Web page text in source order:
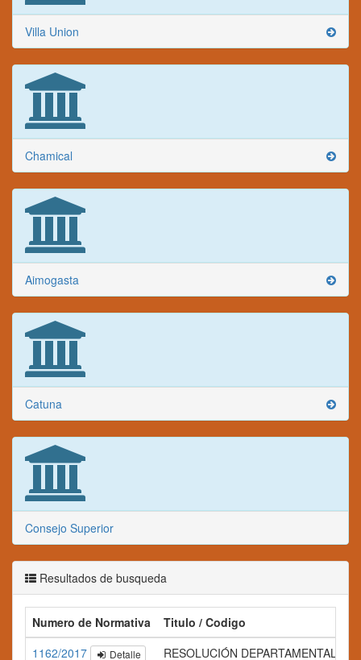
Villa Union
Chamical
Aimogasta
Catuna
Consejo Superior
Resultados de busqueda
Numero de Normativa
Titulo / Codigo
1162/2017
Detalle RESOLUCIÓN DEPARTAMENTAL Nº